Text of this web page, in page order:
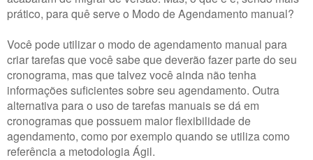
prático, para quê serve o Modo de Agendamento manual?
Você pode utilizar o modo de agendamento manual para
criar tarefas que você sabe que deverão fazer parte do seu
cronograma, mas que talvez você ainda não tenha
informações suficientes sobre seu agendamento. Outra
alternativa para o uso de tarefas manuais se dá em
cronogramas que possuem maior flexibilidade de
agendamento, como por exemplo quando se utiliza como
referência a metodologia Ágil.